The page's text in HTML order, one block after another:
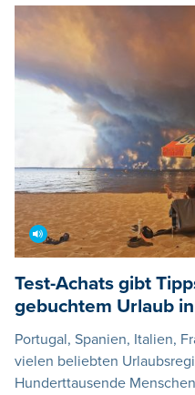
Test-Achats gibt
gebuchtem Urlaub
Portugal, Spanien, Italien,
vielen beliebten
Hunderttausende